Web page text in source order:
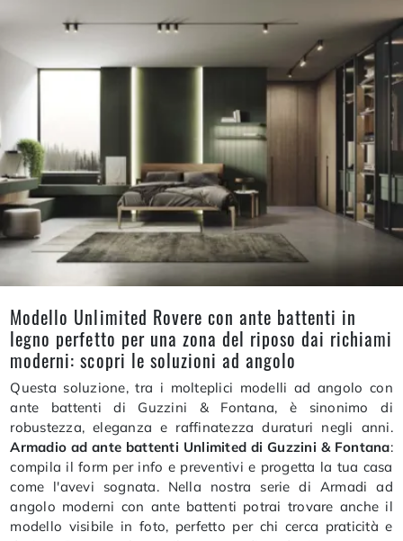
Modello Unlimited Rovere con ante battenti in
legno perfetto per una zona del riposo dai richiami
moderni: scopri le soluzioni ad angolo
Questa soluzione, tra i molteplici modelli ad angolo con
ante battenti di Guzzini & Fontana, è sinonimo di
robustezza, eleganza e raffinatezza duraturi negli anni.
Armadio ad ante battenti Unlimited di Guzzini & Fontana:
compila il form per info e preventivi e progetta la tua casa
come l'avevi sognata. Nella nostra serie di Armadi ad
angolo moderni con ante battenti potrai trovare anche il
modello visibile in foto, perfetto per chi cerca praticità e